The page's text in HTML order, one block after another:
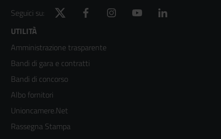
Seguici su:
Twitter Facebook Instagram YouTube
Footer
menù
colonna
2
UTILITÀ
Amministrazione trasparente
Bandi di gara e contratti
Bandi di concorso
Albo fornitori
Unioncamere.Net
Rassegna Stampa